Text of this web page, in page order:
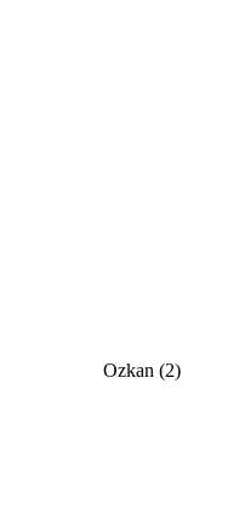
Ozkan (2)